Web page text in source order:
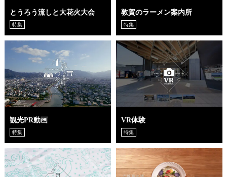
とうろう流しと大花火大会
特集
敦賀のラーメン案内所
特集
観光PR動画
特集
VR体験
特集